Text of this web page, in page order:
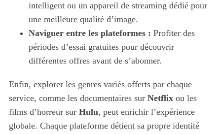
intelligent ou un appareil de streaming dédié pour
une meilleure qualité d’image.
Naviguer entre les plateformes : Profiter des
périodes d’essai gratuites pour découvrir
différentes offres avant de s’abonner.
Enfin, explorer les genres variés offerts par chaque
service, comme les documentaires sur Netflixou les
films d’horreur sur Hulu, peut enrichir l’expérience
globale. Chaque plateforme détient sa propre identité